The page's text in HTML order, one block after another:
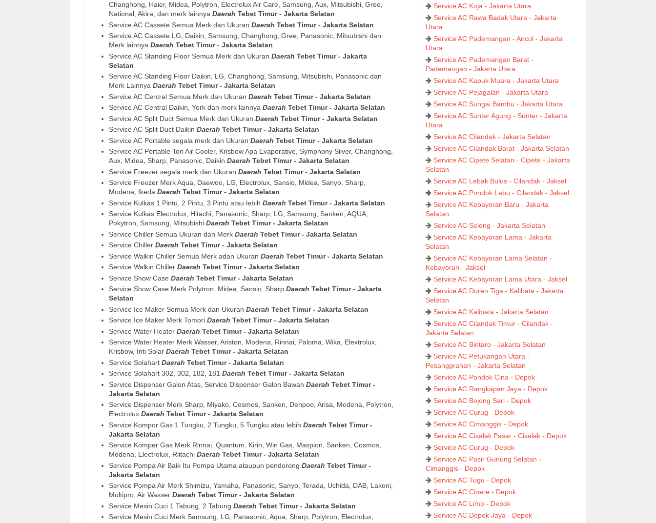
Changhong, Haier, Midea, Polytron, Electrolux Air Care, Samsung, Aux, Mitsubishi, Gree,
National, Akira, dan merk lainnya Daerah Tebet Timur - Jakarta Selatan
Service AC Cassete Semua Merk dan Ukuran Daerah Tebet Timur - Jakarta Selatan
Service AC Cassete LG, Daikin, Samsung, Changhong, Gree, Panasonic, Mitsubishi dan
Merk lainnya Daerah Tebet Timur - Jakarta Selatan
Service AC Standing Floor Semua Merk dan Ukuran Daerah Tebet Timur - Jakarta
Selatan
Service AC Standing Floor Daikin, LG, Changhong, Samsung, Mitsubishi, Panasonic dan
Merk Lainnya Daerah Tebet Timur - Jakarta Selatan
Service AC Central Semua Merk dan Ukuran Daerah Tebet Timur - Jakarta Selatan
Service AC Central Daikin, York dan merk lainnya Daerah Tebet Timur - Jakarta Selatan
Service AC Split Duct Semua Merk dan Ukuran Daerah Tebet Timur - Jakarta Selatan
Service AC Split Duct Daikin Daerah Tebet Timur - Jakarta Selatan
Service AC Portable segala merk dan Ukuran Daerah Tebet Timur - Jakarta Selatan
Service AC Portable Tori Air Cooler, Krisbow Apa Evaporative, Symphony Silver, Changhong,
Aux, Midea, Sharp, Panasonic, Daikin Daerah Tebet Timur - Jakarta Selatan
Service Freezer segala merk dan Ukuran Daerah Tebet Timur - Jakarta Selatan
Service Freezer Merk Aqua, Daewoo, LG, Electrolux, Sansio, Midea, Sanyo, Sharp,
Modena, Ikeda Daerah Tebet Timur - Jakarta Selatan
Service Kulkas 1 Pintu, 2 Pintu, 3 Pintu atau lebih Daerah Tebet Timur - Jakarta Selatan
Service Kulkas Electrolux, Hitachi, Panasonic, Sharp, LG, Samsung, Sanken, AQUA,
Pokytron, Samsung, Mitsubishi Daerah Tebet Timur - Jakarta Selatan
Service Chiller Semua Ukuran dan Merk Daerah Tebet Timur - Jakarta Selatan
Service Chiller Daerah Tebet Timur - Jakarta Selatan
Service Walkin Chiller Semua Merk adan Ukuran Daerah Tebet Timur - Jakarta Selatan
Service Walkin Chiller Daerah Tebet Timur - Jakarta Selatan
Service Show Case Daerah Tebet Timur - Jakarta Selatan
Service Show Case Merk Polytron, Midea, Sansio, Sharp Daerah Tebet Timur - Jakarta
Selatan
Service Ice Maker Semua Merk dan Ukuran Daerah Tebet Timur - Jakarta Selatan
Service Ice Maker Merk Tomori Daerah Tebet Timur - Jakarta Selatan
Service Water Heater Daerah Tebet Timur - Jakarta Selatan
Service Water Heater Merk Wasser, Ariston, Modena, Rinnai, Paloma, Wika, Elextrolux,
Krisbow, Inti Solar Daerah Tebet Timur - Jakarta Selatan
Service Solahart Daerah Tebet Timur - Jakarta Selatan
Service Solahart 302, 302, 182, 181 Daerah Tebet Timur - Jakarta Selatan
Service Dispenser Galon Atas, Service Dispenser Galon Bawah Daerah Tebet Timur -
Jakarta Selatan
Service Dispenser Merk Sharp, Miyako, Cosmos, Sanken, Denpoo, Arisa, Modena, Polytron,
Electrolux Daerah Tebet Timur - Jakarta Selatan
Service Kompor Gas 1 Tungku, 2 Tungku, 5 Tungku atau lebih Daerah Tebet Timur -
Jakarta Selatan
Service Komper Gas Merk Rinnai, Quantum, Kirin, Win Gas, Maspion, Sanken, Cosmos,
Modena, Electrolux, Rlitachi Daerah Tebet Timur - Jakarta Selatan
Service Pompa Air Baik Itu Pompa Utama ataupun pendorong Daerah Tebet Timur -
Jakarta Selatan
Service Pompa Air Merk Shimizu, Yamaha, Panasonic, Sanyo, Terada, Uchida, DAB, Lakoni,
Multipro, Air Wasser Daerah Tebet Timur - Jakarta Selatan
Service Mesin Cuci 1 Tabung, 2 Tabung Daerah Tebet Timur - Jakarta Selatan
Service Mesin Cuci Merk Samsung, LG, Panasonic, Aqua, Sharp, Polytron, Electrolux,
Service AC Koja - Jakarta Utara
Service AC Rawa Badak Utara - Jakarta
Utara
Service AC Pademangan - Ancol - Jakarta
Utara
Service AC Pademangan Barat -
Pademangan - Jakarta Utara
Service AC Kapuk Muara - Jakarta Utara
Service AC Pejagalan - Jakarta Utara
Service AC Sungai Bambu - Jakarta Utara
Service AC Sunter Agung - Sunter - Jakarta
Utara
Service AC Cilandak - Jakarta Selatan
Service AC Cilandak Barat - Jakarta Selatan
Service AC Cipete Selatan - Cipete - Jakarta
Selatan
Service AC Lebak Bulus - Cilandak - Jaksel
Service AC Pondok Labu - Cilandak - Jaksel
Service AC Kebayoran Baru - Jakarta
Selatan
Service AC Selong - Jakarta Selatan
Service AC Kebayoran Lama - Jakarta
Selatan
Service AC Kebayoran Lama Selatan -
Kebayoran - Jaksel
Service AC Kebayoran Lama Utara - Jaksel
Service AC Duren Tiga - Kalibata - Jakarta
Selatan
Service AC Kalibata - Jakarta Selatan
Service AC Cilandak Timur - Cilandak -
Jakarta Selatan
Service AC Bintaro - Jakarta Selatan
Service AC Petukangan Utara -
Pesanggrahan - Jakarta Selatan
Service AC Pondok Cina - Depok
Service AC Rangkapan Jaya - Depok
Service AC Bojong Sari - Depok
Service AC Curug - Depok
Service AC Cimanggis - Depok
Service AC Cisalak Pasar - Cisalak - Depok
Service AC Curug - Depok
Service AC Pasir Gunung Selatan -
Cimanggis - Depok
Service AC Tugu - Depok
Service AC Cinere - Depok
Service AC Limo - Depok
Service AC Depok Jaya - Depok